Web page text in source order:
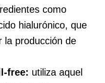
como
hialurónico, que
la producción de
free: utiliza aquel